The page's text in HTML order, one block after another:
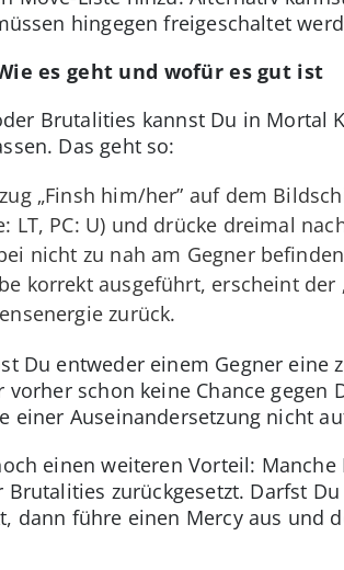
hingegen freigeschaltet
es geht und wofür es gut ist
Brutalities kannst Du in
Das geht so:
„Finsh him/her” auf dem
LT, PC: U) und drücke dreimal
nicht zu nah am Gegner
korrekt ausgeführt, erscheint
zurück.
Du entweder einem Gegner eine
schon keine Chance
einer Auseinandersetzung nicht
einen weiteren Vorteil:
Brutalities zurückgesetzt. Darfst
dann führe einen Mercy aus